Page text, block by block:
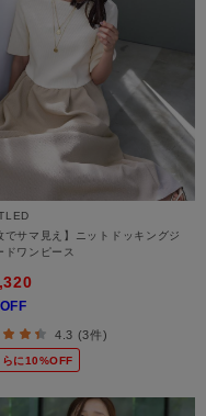
でサマ見え】ニットドッキングジ
ドワンピース
4.3 (3件)
らに10%OFF